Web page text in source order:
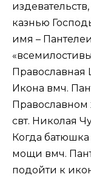
казнью
имя –
Православная
Икона вмч.
Православном
свт. Николая
Когда
мощи вмч.
подойти к